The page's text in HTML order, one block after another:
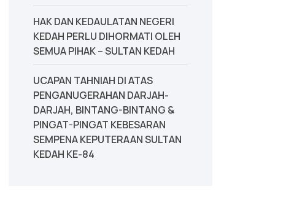
‎HAK DAN KEDAULATAN NEGERI
KEDAH PERLU DIHORMATI OLEH
SEMUA PIHAK – SULTAN KEDAH
UCAPAN TAHNIAH DI ATAS
PENGANUGERAHAN DARJAH-
DARJAH, BINTANG-BINTANG &
PINGAT-PINGAT KEBESARAN
SEMPENA KEPUTERAAN SULTAN
KEDAH KE-84